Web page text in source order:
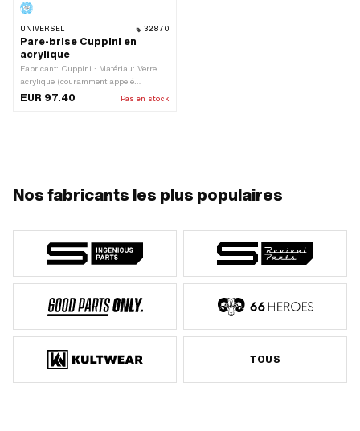
UNIVERSEL 32870
Pare-brise Cuppini en
acrylique
Fabricant: Cuppini · Matériau: Verre
acrylique (couramment appelé
plexiglas) · Largeur: 540 mm ·
EUR 97.40 Pas en stock
Nos fabricants les plus populaires
TOUS